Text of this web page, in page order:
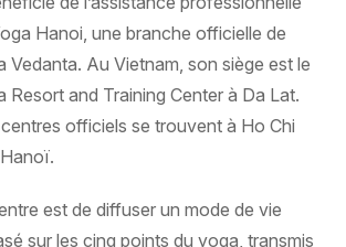
Hanoi, une branche officielle de
Vedanta. Au Vietnam, son siège est le
Resort and Training Center à Da Lat.
officiels se trouvent à Ho Chi
est de diffuser un mode de vie
sur les cinq points du yoga, transmis